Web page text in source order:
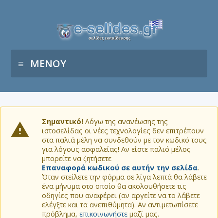
ΜΕΝΟΥ
Σημαντικό! Λόγω της ανανέωσης της
ιστοσελίδας οι νέες τεχνολογίες δεν επιτρέπουν
στα παλιά μέλη να συνδεθούν με τον κωδικό τους
για λόγους ασφαλείας! Αν είστε παλιό μέλος
μπορείτε να ζητήσετε
Επαναφορά κωδικού σε αυτήν την σελίδα.
Όταν στείλετε την φόρμα σε λίγα λεπτά θα λάβετε
ένα μήνυμα στο οποίο θα ακολουθήσετε τις
οδηγίες που αναφέρει (αν αργείτε να το λάβετε
ελέγξτε και τα ανεπιθύμητα). Αν αντιμετωπίσετε
πρόβλημα, επικοινωνήστε μαζί μας.